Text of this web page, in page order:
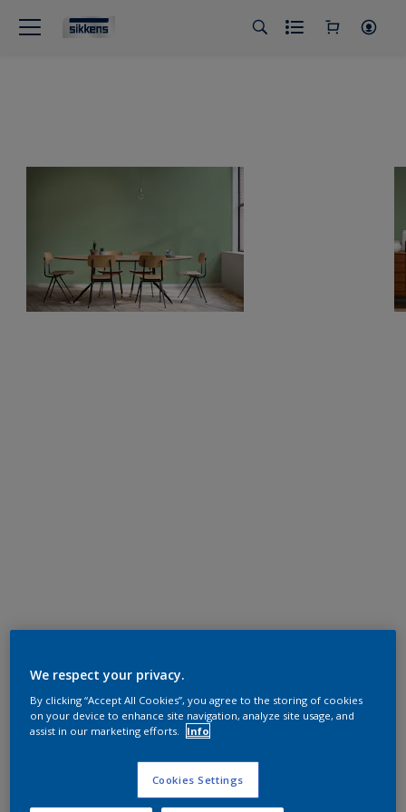
We respect your privacy.
By clicking “Accept All Cookies”, you agree to the storing of cookies
on your device to enhance site navigation, analyze site usage, and
assist in our marketing efforts.
Info
Cookies Settings